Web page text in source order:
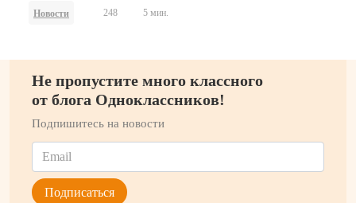
Новости 248 5 мин.
Не пропустите много классного
от блога Одноклассников!
Подпишитесь на новости